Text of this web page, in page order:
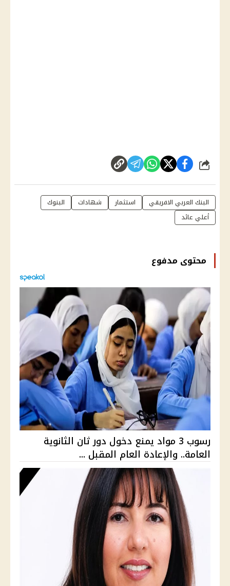
شارك
البنك العربي الافريقي استثمار شهادات
البنوك
أعلي عائد
محتوى مدفوع
رسوب 3 مواد يمنع دخول دور ثان الثانوية
العامة.. والإعادة العام المقبل ...